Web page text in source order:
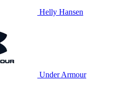
Helly Hansen
Under Armour